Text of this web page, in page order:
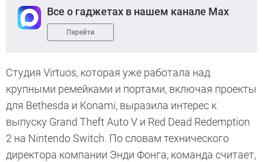
Все о гаджетах в нашем канале Max
Перейти
Студия Virtuos, которая уже работала над
крупными ремейками и портами, включая проекты
для Bethesda и Konami, выразила интерес к
выпуску Grand Theft Auto V и Red Dead Redemption
2 на Nintendo Switch. По словам технического
директора компании Энди Фонга, команда считает,